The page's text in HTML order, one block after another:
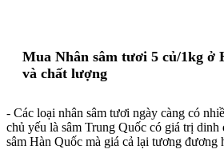
Mua Nhân sâm tươi 5 củ/1kg ở
và chất lượng
- Các loại nhân sâm tươi ngày càng có
chủ yếu là sâm Trung Quốc có giá trị
sâm Hàn Quốc mà giá cả lại tương đương